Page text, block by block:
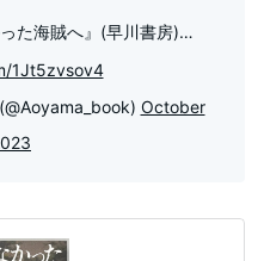
た海賊へ』(早川書房)…
1Jt5zvsov4
October